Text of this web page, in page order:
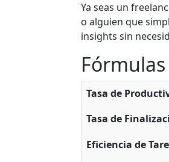
Ya seas un
o alguien que
insights sin
Tasa de
Tasa de
Eficiencia de